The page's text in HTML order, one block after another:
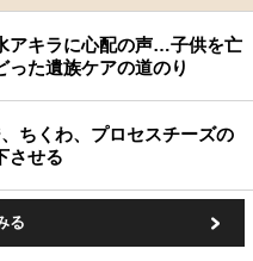
アキラに心配の声…子供を亡
った遺族ケアの道のり
ちくわ、プロセスチーズの
させる
る